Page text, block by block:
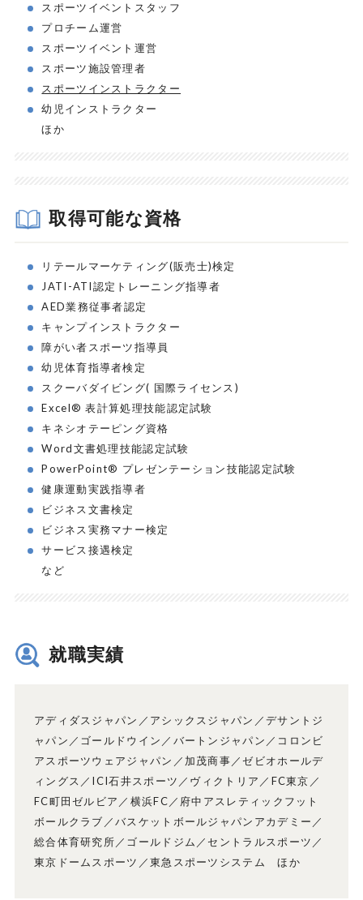
スポーツイベントスタッフ
プロチーム運営
スポーツイベント運営
スポーツ施設管理者
スポーツインストラクター
幼児インストラクター
ほか
取得可能な資格
リテールマーケティング(販売士)検定
JATI-ATI認定トレーニング指導者
AED業務従事者認定
キャンプインストラクター
障がい者スポーツ指導員
幼児体育指導者検定
スクーバダイビング( 国際ライセンス)
Excel® 表計算処理技能認定試験
キネシオテーピング資格
Word文書処理技能認定試験
PowerPoint® プレゼンテーション技能認定試験
健康運動実践指導者
ビジネス文書検定
ビジネス実務マナー検定
サービス接遇検定
など
就職実績
アディダスジャパン／アシックスジャパン／デサントジ
ャパン／ゴールドウイン／バートンジャパン／コロンビ
アスポーツウェアジャパン／加茂商事／ゼビオホールデ
ィングス／ICI石井スポーツ／ヴィクトリア／FC東京／
FC町田ゼルビア／横浜FC／府中アスレティックフット
ボールクラブ／バスケットボールジャパンアカデミー／
総合体育研究所／ゴールドジム／セントラルスポーツ／
東京ドームスポーツ／東急スポーツシステム ほか